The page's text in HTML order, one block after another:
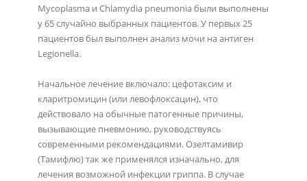
Mycoplasma и Chlamydia pneumonia были выполнены
у 65 случайно выбранных пациентов. У первых 25
пациентов был выполнен анализ мочи на антиген
Legionella.
Начальное лечение включало: цефотаксим и
кларитромицин (или левофлоксацин), что
действовало на обычные патогенные причины,
вызывающие пневмонию, руководствуясь
современными рекомендациями. Озелтамивир
(Тамифлю) так же применялся изначально, для
лечения возможной инфекции гриппа. В случае